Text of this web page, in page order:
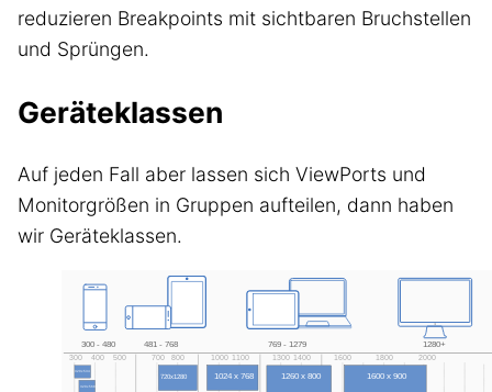
reduzieren Breakpoints mit sichtbaren Bruchstellen
und Sprüngen.
Geräteklassen
Auf jeden Fall aber lassen sich ViewPorts und
Monitorgrößen in Gruppen aufteilen, dann haben
wir Geräteklassen.